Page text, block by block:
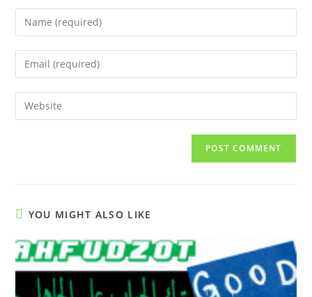
Enter
your
name
comment
Enter
your
email
address
Enter
your
YOU MIGHT ALSO LIKE